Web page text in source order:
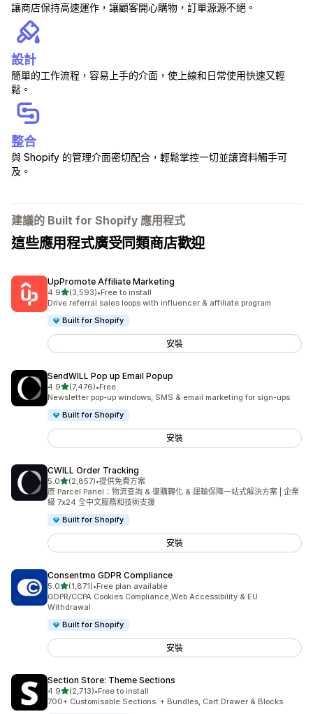
讓商店保持高速運作，讓顧客開心購物，訂單源源不絕。
設計
簡單的工作流程，容易上手的介面，使上線和日常使用快速又輕
鬆。
整合
與 Shopify 的管理介面密切配合，輕鬆掌控一切並讓資料觸手可
及。
建議的 Built for Shopify 應用程式
這些應用程式廣受同類商店歡迎
UpPromote Affiliate Marketing
4.9滿分 5 顆星
(3,593)
共有 3593 則評價
•Free to install
Drive referral sales loops with influencer & affiliate program
Built for Shopify
安裝
SendWILL Pop up Email Popup
4.9滿分 5 顆星
(7,476)
共有 7476 則評價
•Free
Newsletter pop-up windows, SMS & email marketing for sign-ups
Built for Shopify
安裝
CWILL Order Tracking
5.0滿分 5 顆星
(2,857)
共有 2857 則評價
•提供免費方案
原 Parcel Panel：物流查詢 & 復購轉化 & 運輸保障一站式解決方案 | 企業
級 7x24 全中文服務和技術支援
Built for Shopify
安裝
Consentmo GDPR Compliance
5.0滿分 5 顆星
(1,871)
共有 1871 則評價
•Free plan available
GDPR/CCPA Cookies Compliance,Web Accessibility & EU
Withdrawal
Built for Shopify
安裝
Section Store: Theme Sections
4.9滿分 5 顆星
(2,713)
共有 2713 則評價
•Free to install
700+ Customisable Sections. + Bundles, Cart Drawer & Blocks